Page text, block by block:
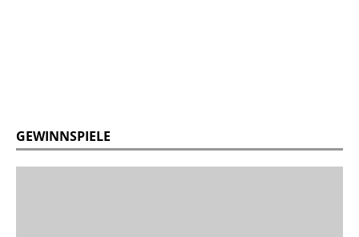
GEWINNSPIELE